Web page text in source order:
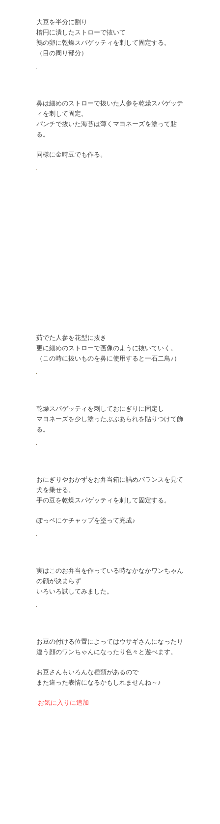
大豆を半分に割り
楕円に潰したストローで抜いて
鶉の卵に乾燥スパゲッティを刺して固定する。
（目の周り部分）
鼻は細めのストローで抜いた人参を乾燥スパゲッテ
ィを刺して固定。
パンチで抜いた海苔は薄くマヨネーズを塗って貼
る。
同様に金時豆でも作る。
茹でた人参を花型に抜き
更に細めのストローで画像のように抜いていく。
（この時に抜いものを鼻に使用すると一石二鳥♪）
乾燥スパゲッティを刺しておにぎりに固定し
マヨネーズを少し塗ったぶぶあられを貼りつけて飾
る。
おにぎりやおかずをお弁当箱に詰めバランスを見て
犬を乗せる。
手の豆を乾燥スパゲッティを刺して固定する。
ぽっペにケチャップを塗って完成♪
実はこのお弁当を作っている時なかなかワンちゃん
の顔が決まらず
いろいろ試してみました。
お豆の付ける位置によってはウサギさんになったり
違う顔のワンちゃんになったり色々と遊べます。
お豆さんもいろんな種類があるので
また違った表情になるかもしれませんね～♪
お気に入りに追加